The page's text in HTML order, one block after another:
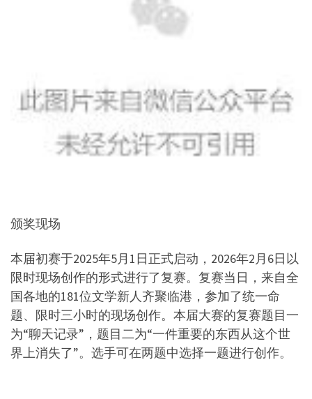
颁奖现场
本届初赛于2025年5月1日正式启动，2026年2月6日以
限时现场创作的形式进行了复赛。复赛当日，来自全
国各地的181位文学新人齐聚临港，参加了统一命
题、限时三小时的现场创作。本届大赛的复赛题目一
为“聊天记录”，题目二为“一件重要的东西从这个世
界上消失了”。选手可在两题中选择一题进行创作。